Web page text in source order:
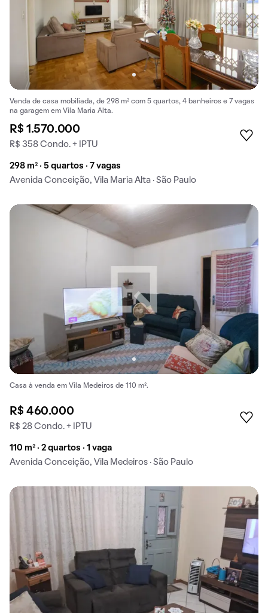
Venda de casa mobiliada, de 298 m² com 5 quartos, 4 banheiros e 7 vagas
na garagem em Vila Maria Alta.
R$ 1.570.000
R$ 358 Condo. + IPTU
298 m² · 5 quartos · 7 vagas
Avenida Conceição, Vila Maria Alta · São Paulo
Casa à venda em Vila Medeiros de 110 m².
R$ 460.000
R$ 28 Condo. + IPTU
110 m² · 2 quartos · 1 vaga
Avenida Conceição, Vila Medeiros · São Paulo